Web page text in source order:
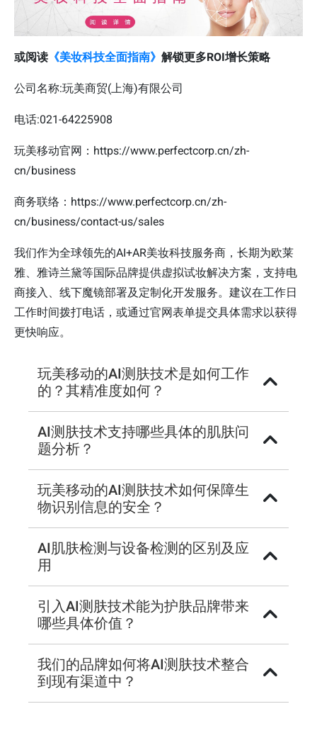
或阅读 《美妆科技全面指南》 解锁更多ROI增长策略
公司名称:玩美商贸(上海)有限公司
电话:021-64225908
玩美移动官网：https://www.perfectcorp.cn/zh-
cn/business
商务联络：https://www.perfectcorp.cn/zh-
cn/business/contact-us/sales
我们作为全球领先的AI+AR美妆科技服务商，长期为欧莱
雅、雅诗兰黛等国际品牌提供虚拟试妆解决方案，支持电
商接入、线下魔镜部署及定制化开发服务。建议在工作日
工作时间拨打电话，或通过官网表单提交具体需求以获得
更快响应。
玩美移动的AI测肤技术是如何工作
的？其精准度如何？
AI测肤技术支持哪些具体的肌肤问
题分析？
玩美移动的AI测肤技术如何保障生
物识别信息的安全？
AI肌肤检测与设备检测的区别及应
用
引入AI测肤技术能为护肤品牌带来
哪些具体价值？
我们的品牌如何将AI测肤技术整合
到现有渠道中？